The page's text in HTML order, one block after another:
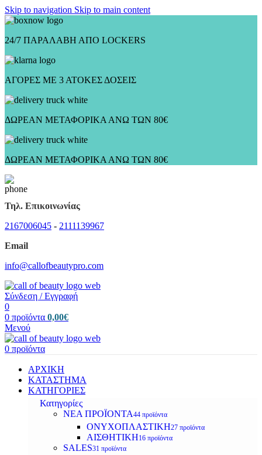
Skip to navigation Skip to main content
24/7 ΠΑΡΑΛΑΒΗ ΑΠΟ LOCKERS
ΑΓΟΡΕΣ ΜΕ 3 ΑΤΟΚΕΣ ΔΟΣΕΙΣ
ΔΩΡΕΑΝ ΜΕΤΑΦΟΡΙΚΑ ΑΝΩ ΤΩΝ 80€
ΔΩΡΕΑΝ ΜΕΤΑΦΟΡΙΚΑ ΑΝΩ ΤΩΝ 80€
Τηλ. Επικοινωνίας
2167006045 - 2111139967
Email
info@callofbeautypro.com
Σύνδεση / Εγγραφή
0
0 προϊόντα 0,00€
Μενού
0 προϊόντα
ΑΡΧΙΚΗ
ΚΑΤΑΣΤΗΜΑ
ΚΑΤΗΓΟΡΙΕΣ
Κατηγορίες
ΝΕΑ ΠΡΟΪΟΝΤΑ44 προϊόντα
ΟΝΥΧΟΠΛΑΣΤΙΚΗ27 προϊόντα
ΑΙΣΘΗΤΙΚΗ16 προϊόντα
SALES31 προϊόντα